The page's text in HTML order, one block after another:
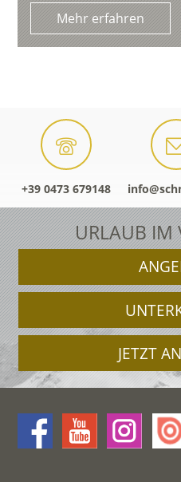
Mehr erfahren
+39 0473 679148
URLAUB IM
JETZT